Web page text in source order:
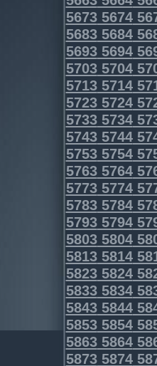
56735674
56835684
56935694
57035704
57135714
57235724
57335734
57435744
57535754
57635764
57735774
57835784
57935794
58035804
58135814
58235824
58335834
58435844
58535854
58635864
58735874